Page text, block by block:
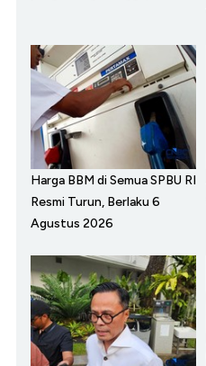
Harga BBM di Semua SPBU RI
Resmi Turun, Berlaku 6
Agustus 2026